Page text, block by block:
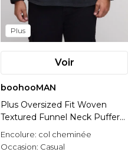
Plus
Voir
boohooMAN
Plus Oversized Fit Woven
Textured Funnel Neck Puffer
Jacket
Encolure: col cheminée
Occasion: Casual